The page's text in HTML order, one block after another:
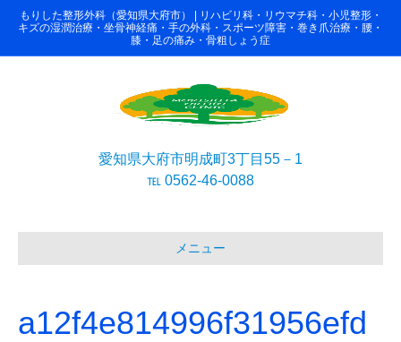
もりした整形外科（愛知県大府市） | リハビリ科・リウマチ科・小児整形・
キズの湿潤治療・坐骨神経痛・手の外科・スポーツ障害・巻き爪治療・腰・
膝・足の痛み・骨粗しょう症
愛知県大府市明成町3丁目55－1
℡ 0562-46-0088
メニュー
a12f4e814996f31956efd